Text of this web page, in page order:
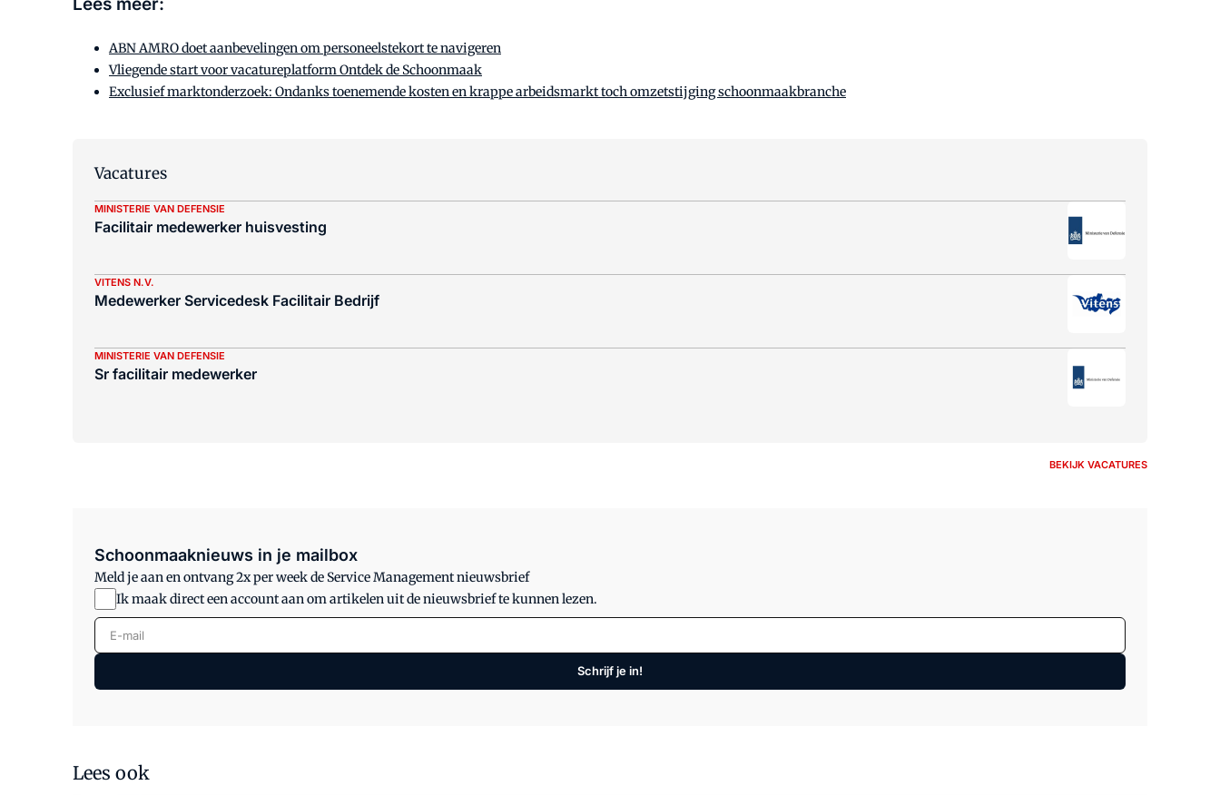
ABN AMRO doet aanbevelingen om personeelstekort te navigeren
Vliegende start voor vacatureplatform Ontdek de Schoonmaak
Exclusief marktonderzoek: Ondanks toenemende kosten en krappe arbeidsmarkt toch omzetstijging schoonmaakbranche
Vacatures
MINISTERIE VAN DEFENSIE
Facilitair medewerker huisvesting
VITENS N.V.
Medewerker Servicedesk Facilitair Bedrijf
MINISTERIE VAN DEFENSIE
Sr facilitair medewerker
BEKIJK VACATURES
Schoonmaaknieuws in je mailbox
Meld je aan en ontvang 2x per week de Service Management nieuwsbrief
Ik maak direct een account aan om artikelen uit de nieuwsbrief te kunnen lezen.
E-mail
Schrijf je in!
Lees ook